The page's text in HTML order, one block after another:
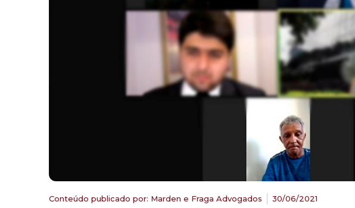
Conteúdo publicado por: Marden e Fraga Advogados 30/06/2021